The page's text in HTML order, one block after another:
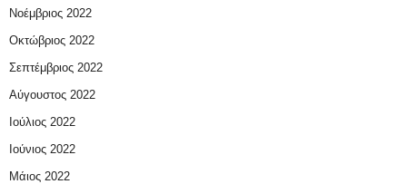
Νοέμβριος 2022
Οκτώβριος 2022
Σεπτέμβριος 2022
Αύγουστος 2022
Ιούλιος 2022
Ιούνιος 2022
Μάιος 2022